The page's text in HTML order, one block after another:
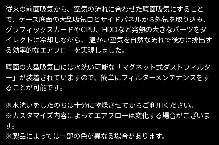
従来の前面吸気から、空気の流れに合わせた底面吸気にすること
で、ケース底面の大型吸気口とサイドパネルから外気を取り込み、
グラフィックスカードやCPU、HDDなど発熱の大きなパーツをダ
イレクトに冷却しながら、 温かい空気を自然な流れで後方に排出す
る効率的なエアフローを実現しました。
底面の大型吸気口には水洗い可能な「マグネット式ダストフィルタ
ー」が装着されていますので、簡単にフィルターメンテナンスをす
ることが可能です。
※水洗いをしたのちは十分に乾燥させてからご利用ください。
※カスタマイズ内容によってエアフローは変化する場合がございま
す。
※製品によっては一部の色が異なる場合があります。